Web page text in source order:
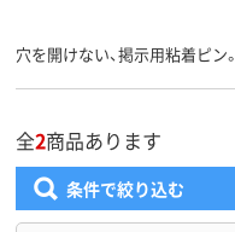
穴を開けない、掲示用粘着ピン。
全2商品あります
条件で絞り込む